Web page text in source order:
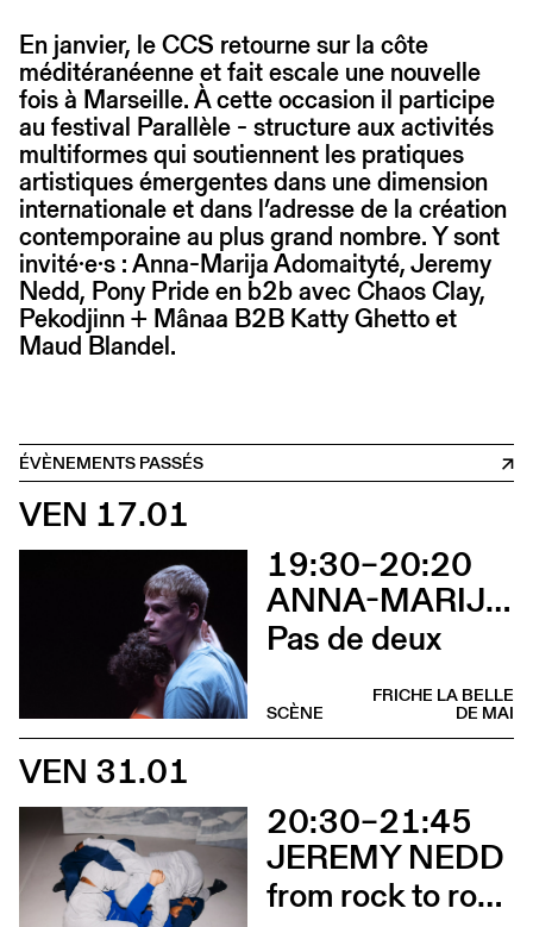
En janvier, le CCS retourne sur la côte
méditéranéenne et fait escale une nouvelle
fois à Marseille. À cette occasion il participe
au festival Parallèle - structure aux activités
multiformes qui soutiennent les pratiques
artistiques émergentes dans une dimension
internationale et dans l’adresse de la création
contemporaine au plus grand nombre. Y sont
invité·e·s : Anna-Marija Adomaityté, Jeremy
Nedd, Pony Pride en b2b avec Chaos Clay,
Pekodjinn + Mânaa B2B Katty Ghetto et
Maud Blandel.
ÉVÈNEMENTS PASSÉS
VEN 17.01
19:30–20:20
ANNA-MARIJA ADOMAITYTÉ
Pas de deux
FRICHE LA BELLE
DE MAI
SCÈNE
VEN 31.01
20:30–21:45
JEREMY NEDD
from rock to rock … aka how magnolia was taken for granite